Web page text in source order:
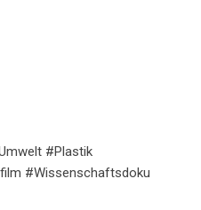
#Plastik
#Wissenschaftsdoku